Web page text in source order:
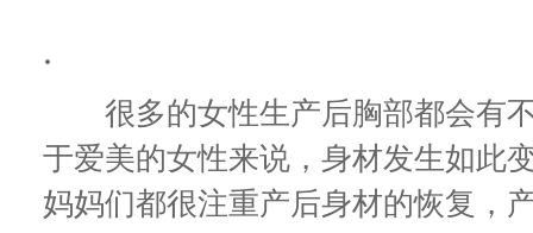
.
很多的女性生产后胸部都会有不
于爱美的女性来说，身材发生如此
妈妈们都很注重产后身材的恢复，